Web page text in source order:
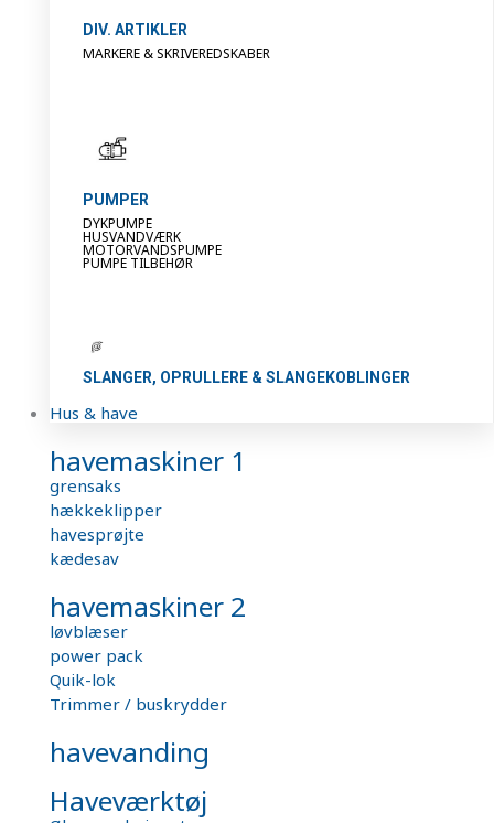
DIV. ARTIKLER
MARKERE & SKRIVEREDSKABER
PUMPER
DYKPUMPE
HUSVANDVÆRK
MOTORVANDSPUMPE
PUMPE TILBEHØR
SLANGER, OPRULLERE & SLANGEKOBLINGER
Hus & have
havemaskiner 1
grensaks
hækkeklipper
havesprøjte
kædesav
havemaskiner 2
løvblæser
power pack
Quik-lok
Trimmer / buskrydder
havevanding
Haveværktøj